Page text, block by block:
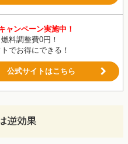
ャンペーン実施中！
料調整費0円！
でお得にできる！
公式サイトはこちら
逆効果